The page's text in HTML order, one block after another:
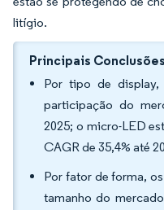
litígio.
Principais
Por tipo de display,
participação do
2025; o micro-LED
CAGR de 35,4% até
Por fator de forma,
tamanho do